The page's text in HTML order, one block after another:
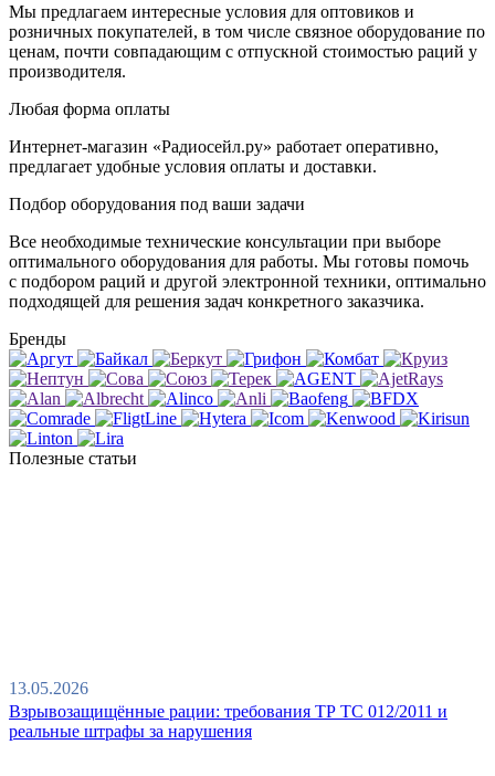
Мы предлагаем интересные условия для оптовиков и
розничных покупателей, в том числе связное оборудование по
ценам, почти совпадающим с отпускной стоимостью раций у
производителя.
Любая форма оплаты
Интернет-магазин «Радиосейл.ру» работает оперативно,
предлагает удобные условия оплаты и доставки.
Подбор оборудования под ваши задачи
Все необходимые технические консультации при выборе
оптимального оборудования для работы. Мы готовы помочь
с подбором раций и другой электронной техники, оптимально
подходящей для решения задач конкретного заказчика.
Бренды
Полезные статьи
13.05.2026
Взрывозащищённые рации: требования ТР ТС 012/2011 и
реальные штрафы за нарушения